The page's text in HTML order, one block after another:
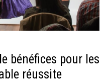
bénéfices pour les
réussite